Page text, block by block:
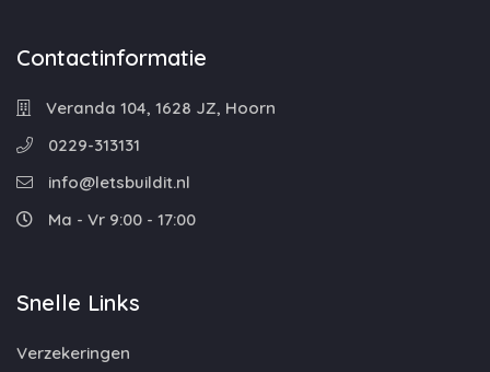
Contactinformatie
Veranda 104, 1628 JZ, Hoorn
0229-313131
info@letsbuildit.nl
Ma - Vr 9:00 - 17:00
Snelle Links
Verzekeringen